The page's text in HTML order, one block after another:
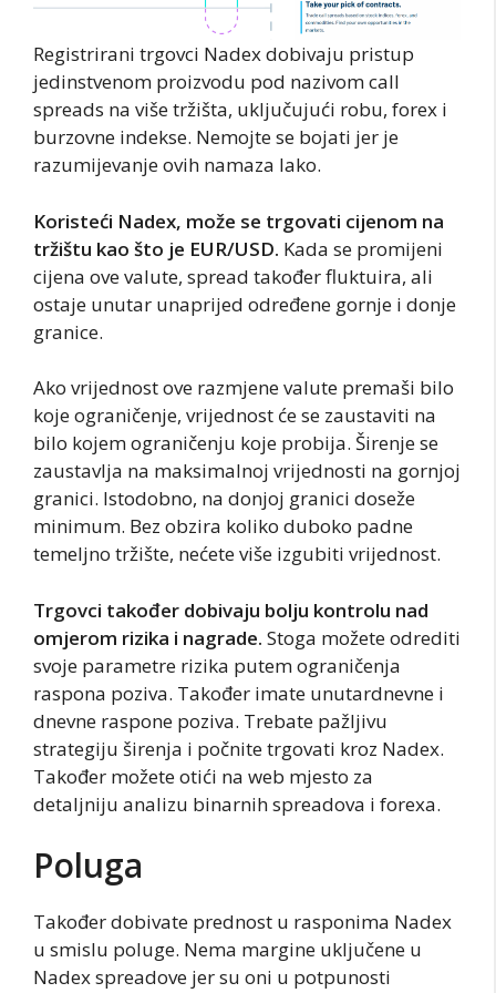
Registrirani trgovci Nadex dobivaju pristup
jedinstvenom proizvodu pod nazivom call
spreads na više tržišta, uključujući robu, forex i
burzovne indekse. Nemojte se bojati jer je
razumijevanje ovih namaza lako.
Koristeći Nadex, može se trgovati cijenom na
tržištu kao što je EUR/USD. Kada se promijeni
cijena ove valute, spread također fluktuira, ali
ostaje unutar unaprijed određene gornje i donje
granice.
Ako vrijednost ove razmjene valute premaši bilo
koje ograničenje, vrijednost će se zaustaviti na
bilo kojem ograničenju koje probija. Širenje se
zaustavlja na maksimalnoj vrijednosti na gornjoj
granici. Istodobno, na donjoj granici doseže
minimum. Bez obzira koliko duboko padne
temeljno tržište, nećete više izgubiti vrijednost.
Trgovci također dobivaju bolju kontrolu nad
omjerom rizika i nagrade. Stoga možete odrediti
svoje parametre rizika putem ograničenja
raspona poziva. Također imate unutardnevne i
dnevne raspone poziva. Trebate pažljivu
strategiju širenja i počnite trgovati kroz Nadex.
Također možete otići na web mjesto za
detaljniju analizu binarnih spreadova i forexa.
Poluga
Također dobivate prednost u rasponima Nadex
u smislu poluge. Nema margine uključene u
Nadex spreadove jer su oni u potpunosti